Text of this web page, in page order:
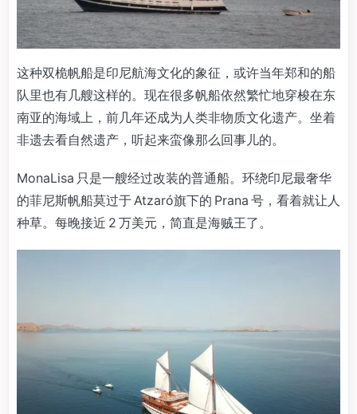
这种双桅帆船是印尼航海文化的象征，或许当年郑和的船
队里也有几艘这样的。现在很多帆船依然繁忙地穿梭在东
南亚的海域上，前几年还成为人类非物质文化遗产。坐着
非遗去看自然遗产，听起来蛮像那么回事儿的。
MonaLisa 只是一艘经过改装的普通船。环绕印尼最奢华
的菲尼斯帆船莫过于 Atzaró旗下的 Prana 号，看着就让人
种草。每晚接近 2 万美元，简直是海贼王了。